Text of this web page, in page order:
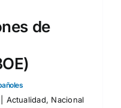
de
Actualidad, Nacional